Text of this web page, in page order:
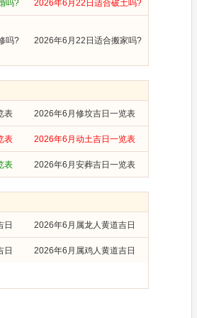
吗? 2026年6月22日适合破土吗?
吗? 2026年6月22日适合搬家吗?
表 2026年6月修坟吉日一览表
表 2026年6月动土吉日一览表
表 2026年6月安葬吉日一览表
日 2026年6月属龙人黄道吉日
日 2026年6月属鸡人黄道吉日